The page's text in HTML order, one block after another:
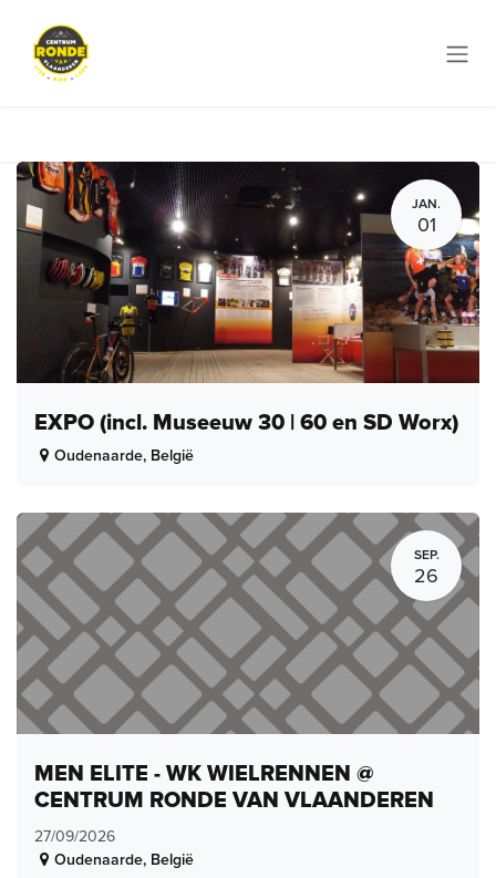
JAN.
01
EXPO (incl. Museeuw 30 | 60 en SD Worx)
Oudenaarde, België
SEP.
26
MEN ELITE - WK WIELRENNEN @
CENTRUM RONDE VAN VLAANDEREN
27/09/2026
Oudenaarde, België